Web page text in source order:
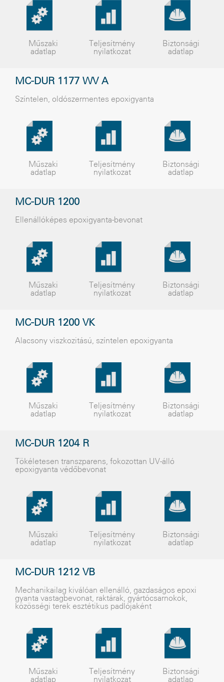
Műszaki
adatlap
Teljesítmény
nyilatkozat
Biztonsági
adatlap
MC-DUR 1177 WV A
Színtelen, oldószermentes epoxigyanta
Műszaki
adatlap
Teljesítmény
nyilatkozat
Biztonsági
adatlap
MC-DUR 1200
Ellenállóképes epoxigyanta-bevonat
Műszaki
adatlap
Teljesítmény
nyilatkozat
Biztonsági
adatlap
MC-DUR 1200 VK
Alacsony viszkozitású, színtelen epoxigyanta
Műszaki
adatlap
Teljesítmény
nyilatkozat
Biztonsági
adatlap
MC-DUR 1204 R
Tökéletesen transzparens, fokozottan UV-álló
epoxigyanta védőbevonat
Műszaki
adatlap
Teljesítmény
nyilatkozat
Biztonsági
adatlap
MC-DUR 1212 VB
Mechanikailag kiválóan ellenálló, gazdaságos epoxi
gyanta vastagbevonat, raktárak, gyártócsarnokok,
közösségi terek esztétikus padlójaként
Műszaki
adatlap
Teljesítmény
nyilatkozat
Biztonsági
adatlap